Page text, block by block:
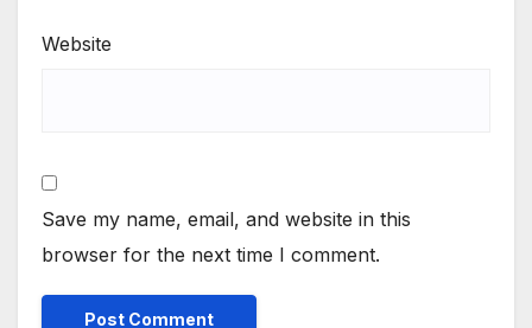
Website
Save my name, email, and website in this
browser for the next time I comment.